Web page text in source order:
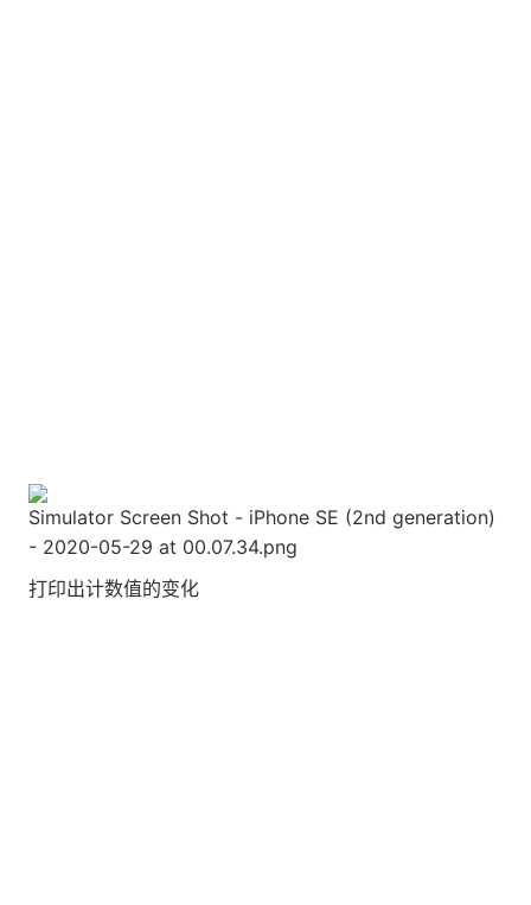
Simulator Screen Shot - iPhone SE (2nd generation)
- 2020-05-29 at 00.07.34.png
打印出计数值的变化